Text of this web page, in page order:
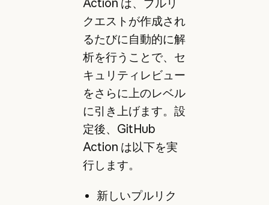
クエストが作成され
るたびに自動的に解
析を行うことで、セ
キュリティレビュー
をさらに上のレベル
に引き上げます。設
定後、GitHub
Action は以下を実
行します。
新しいプルリク